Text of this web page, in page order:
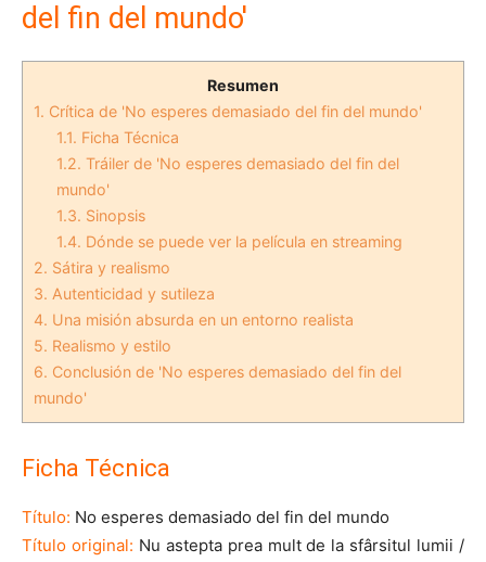
del fin del mundo'
Resumen
1. Crítica de 'No esperes demasiado del fin del mundo'
1.1. Ficha Técnica
1.2. Tráiler de 'No esperes demasiado del fin del
mundo'
1.3. Sinopsis
1.4. Dónde se puede ver la película en streaming
2. Sátira y realismo
3. Autenticidad y sutileza
4. Una misión absurda en un entorno realista
5. Realismo y estilo
6. Conclusión de 'No esperes demasiado del fin del
mundo'
Ficha Técnica
Título: No esperes demasiado del fin del mundo
Título original: Nu astepta prea mult de la sfârsitul lumii /